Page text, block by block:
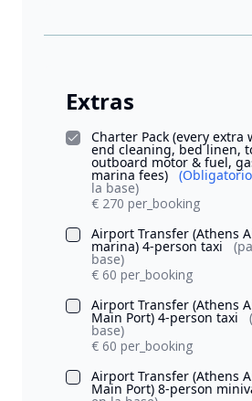
Extras
Charter Pack (every extra
end cleaning, bed linen,
outboard motor & fuel,
marina fees)
la base)
€ 270 per_booking
Airport Transfer (Athens
marina) 4-person taxi
base)
€ 60 per_booking
Airport Transfer (Athens
Main Port) 4-person taxi
base)
€ 60 per_booking
Airport Transfer (Athens
Main Port) 8-person